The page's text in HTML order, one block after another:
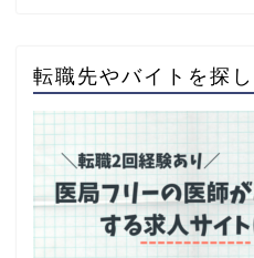
転職先やバイトを探